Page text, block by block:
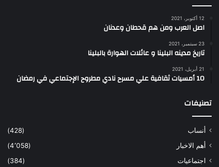
12 أكتوبر، 2021
اصل العرب ومن هم قحطان وعدنان
23 سبتمبر، 2021
تاريخ مدينه البلينا و عائلات الهوارة بالبلينا
21 أبريل، 2021
10 أمسيات ثقافية علي مسرح نادي مطروح الإجتماعي في رمضان
تصنيفات
أنساب
(428)
أهم الاخبار
(4٬058)
اجتماعيات
(384)